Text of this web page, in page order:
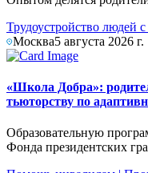
Трудоустройство людей
Москва5 августа 2026 г.
«Школа Добра»:
тьюторству по
Образовательную
Фонда президентских